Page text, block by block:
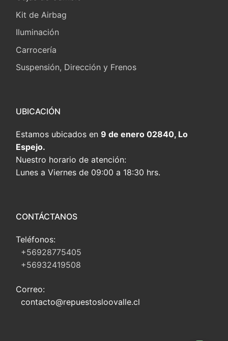
Kit de Airbag
Iluminación
Carrocería
Suspensión, Dirección y Frenos
UBICACIÓN
Estamos ubicados en 9 de enero 02840, Lo
Espejo.
Nuestro horario de atención:
Lunes a Viernes de 09:00 a 18:30 hrs.
CONTÁCTANOS
Teléfonos:
+56928775405
+56932419508
Correo:
contacto@repuestosloovalle.cl